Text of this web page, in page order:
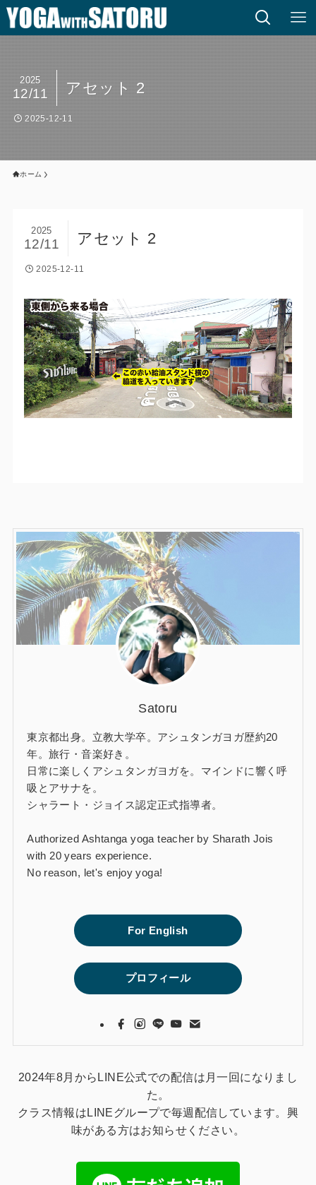
アセット 2
2025
12/11
2025-12-11
ホーム
アセット 2
2025
12/11
2025-12-11
Satoru
東京都出身。立教大学卒。アシュタンガヨガ歴約20
年。旅行・音楽好き。
日常に楽しくアシュタンガヨガを。マインドに響く呼
吸とアサナを。
シャラート・ジョイス認定正式指導者。
Authorized Ashtanga yoga teacher by Sharath Jois
with 20 years experience.
No reason, let's enjoy yoga!
For English
プロフィール
2024年8月からLINE公式での配信は月一回になりまし
た。
クラス情報はLINEグループで毎週配信しています。興
味がある方はお知らせください。